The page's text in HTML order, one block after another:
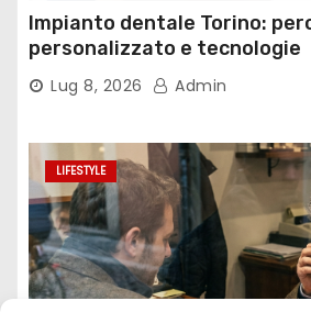
Impianto dentale Torino:
personalizzato e tecnologie
Lug 8, 2026 Admin
LIFESTYLE